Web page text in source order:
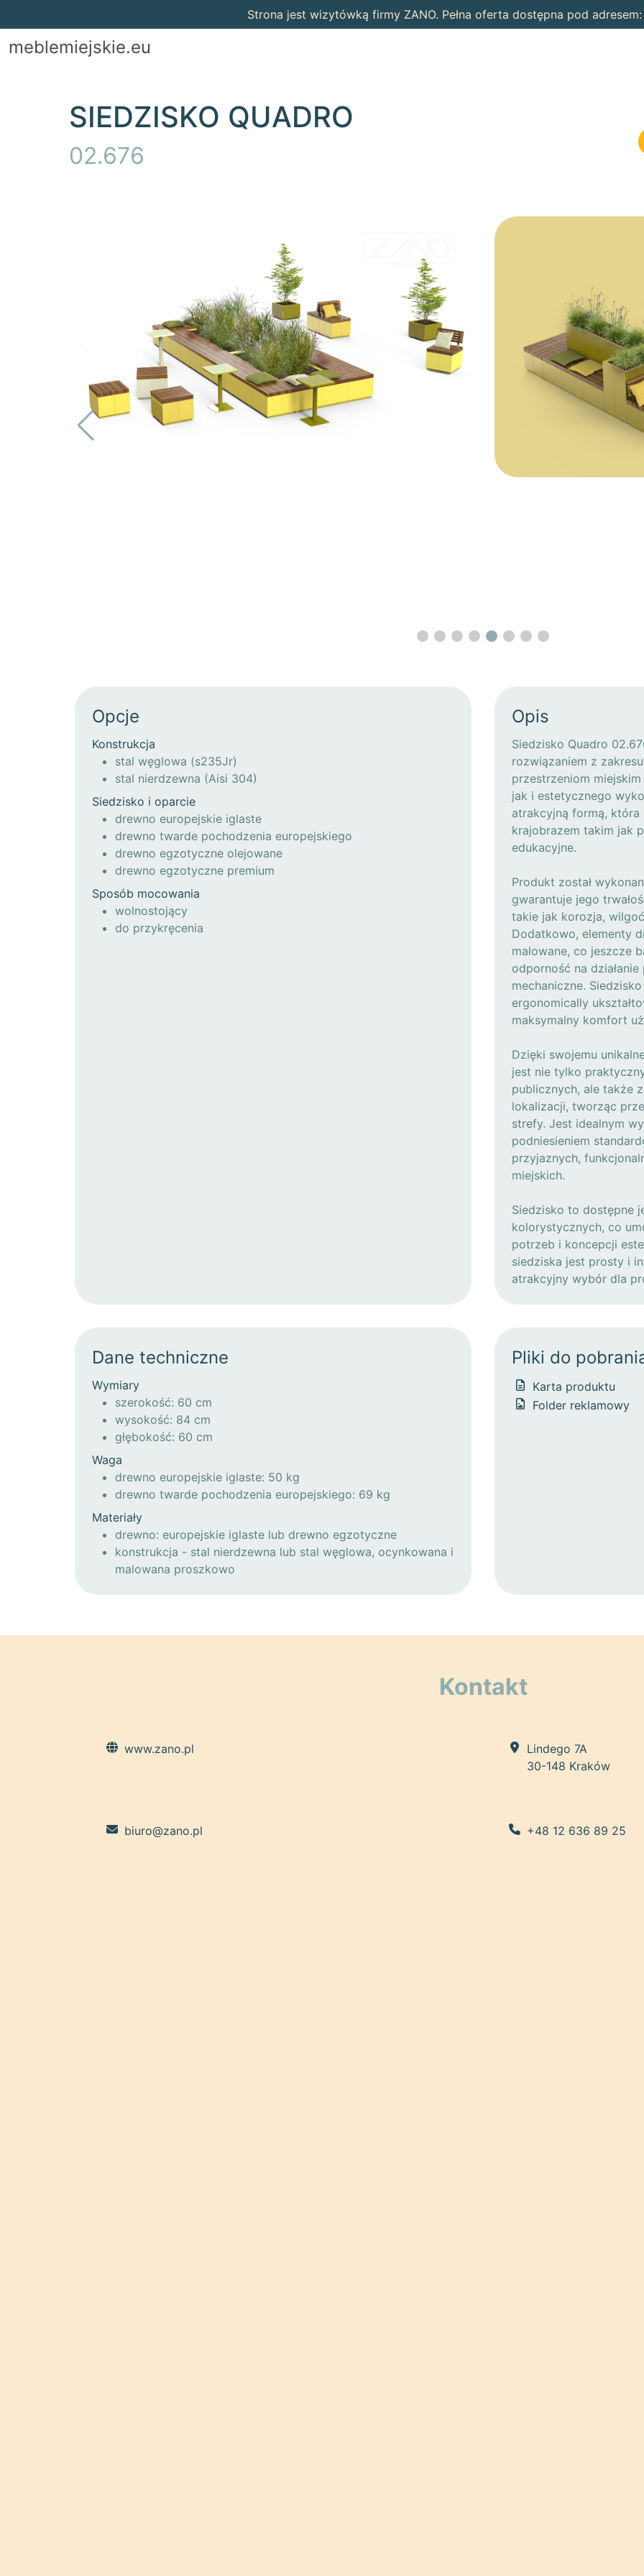
Strona jest wizytówką firmy ZANO. Pełna oferta dostępna pod
meblemiejskie.eu
SIEDZISKO QUADRO
02.676
Opcje
Konstrukcja
stal węglowa (s235Jr)
stal nierdzewna (Aisi 304)
Siedzisko i oparcie
drewno europejskie iglaste
drewno twarde pochodzenia europejskiego
drewno egzotyczne olejowane
drewno egzotyczne premium
Sposób mocowania
wolnostojący
do przykręcenia
Opis
Siedzisko Quadro
rozwiązaniem z
przestrzeniom
jak i estetycznego
atrakcyjną formą, która
krajobrazem takim jak
edukacyjne.
Produkt został
gwarantuje jego
takie jak korozja,
Dodatkowo, elementy
malowane, co jeszcze
odporność na
mechaniczne.
ergonomically
maksymalny komfort
Dzięki swojemu
jest nie tylko
publicznych, ale także
lokalizacji, tworząc
strefy. Jest idealnym
podniesieniem
przyjaznych,
miejskich.
Siedzisko to dostępne
kolorystycznych, co
potrzeb i koncepcji
siedziska jest prosty i
atrakcyjny wybór dla
Dane techniczne
Wymiary
szerokość: 60 cm
wysokość: 84 cm
głębokość: 60 cm
Waga
drewno europejskie iglaste: 50 kg
drewno twarde pochodzenia europejskiego: 69 kg
Materiały
drewno: europejskie iglaste lub drewno egzotyczne
konstrukcja - stal nierdzewna lub stal węglowa, ocynkowana i
malowana proszkowo
Pliki do
Karta produktu
Folder reklamowy
Kontakt
www.zano.pl
Lindego 7A
30-148 Kraków
biuro@zano.pl +48 12 636 89 25